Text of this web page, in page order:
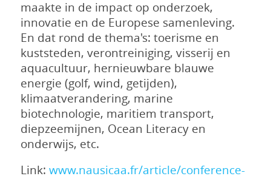
maakte in de impact op onderzoek,
innovatie en de Europese samenleving.
En dat rond de thema's: toerisme en
kuststeden, verontreiniging, visserij en
aquacultuur, hernieuwbare blauwe
energie (golf, wind, getijden),
klimaatverandering, marine
biotechnologie, maritiem transport,
diepzeemijnen, Ocean Literacy en
onderwijs, etc.
Link: www.nausicaa.fr/article/conference-